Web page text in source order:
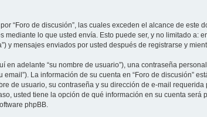
“Foro de discusión”, las cuales exceden el alcance de este
lo que usted envía. Esto puede ser, y no limitado a:
y mensajes enviados por usted después de registrarse y
adelante “su nombre de usuario”), una contraseña
La información de su cuenta en “Foro de discusión”
de usuario, su contraseña y su dirección de e-mail
usted tiene la opción de qué información en su cuenta
phpBB.